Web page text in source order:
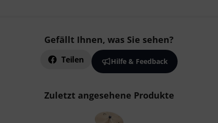
Gefällt Ihnen, was Sie sehen?
Teilen Hilfe & Feedback
Zuletzt angesehene Produkte